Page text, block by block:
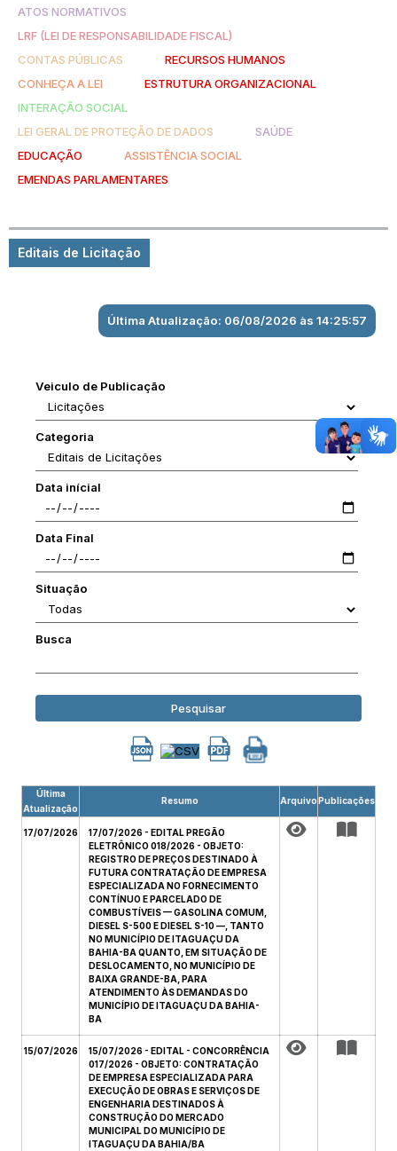
ATOS NORMATIVOS
LRF (LEI DE RESPONSABILIDADE FISCAL)
CONTAS PÚBLICAS
RECURSOS HUMANOS
CONHEÇA A LEI
ESTRUTURA ORGANIZACIONAL
INTERAÇÃO SOCIAL
LEI GERAL DE PROTEÇÃO DE DADOS
SAÚDE
EDUCAÇÃO
ASSISTÊNCIA SOCIAL
EMENDAS PARLAMENTARES
Editais de Licitação
Última Atualização: 06/08/2026 às 14:25:57
Veiculo de Publicação
Categoria
Data inícial
Data Final
Situação
Busca
Pesquisar
Última
Atualização
Resumo ArquivoPublicações
17/07/2026
17/07/2026 - EDITAL PREGÃO
ELETRÔNICO 018/2026 - OBJETO:
REGISTRO DE PREÇOS DESTINADO À
FUTURA CONTRATAÇÃO DE EMPRESA
ESPECIALIZADA NO FORNECIMENTO
CONTÍNUO E PARCELADO DE
COMBUSTÍVEIS — GASOLINA COMUM,
DIESEL S-500 E DIESEL S-10 —, TANTO
NO MUNICÍPIO DE ITAGUAÇU DA
BAHIA-BA QUANTO, EM SITUAÇÃO DE
DESLOCAMENTO, NO MUNICÍPIO DE
BAIXA GRANDE-BA, PARA
ATENDIMENTO ÀS DEMANDAS DO
MUNICÍPIO DE ITAGUAÇU DA BAHIA-
BA
15/07/2026
15/07/2026 - EDITAL - CONCORRÊNCIA
017/2026 - OBJETO: CONTRATAÇÃO
DE EMPRESA ESPECIALIZADA PARA
EXECUÇÃO DE OBRAS E SERVIÇOS DE
ENGENHARIA DESTINADOS À
CONSTRUÇÃO DO MERCADO
MUNICIPAL DO MUNICÍPIO DE
ITAGUAÇU DA BAHIA/BA